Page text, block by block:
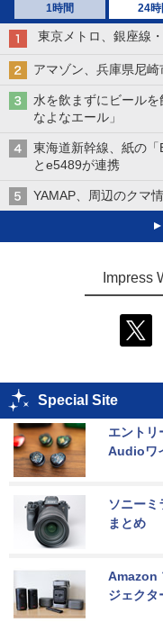
1時間 24時
東京メトロ、銀座線
アマゾン、兵庫県尼
水を飲まずにビール
なよなエール」
東海道新幹線、紙の
とe5489が連携
YAMAP、周辺のクマ
Impress
Special Site
エント
Audioワ
ソニー
まとめ
Amazon
ジェクタ